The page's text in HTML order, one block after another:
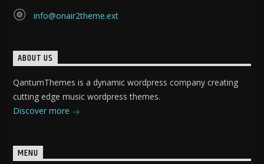
info@onair2theme.ext
ABOUT US
QantumThemes is a dynamic wordpress company creating
cutting edge music wordpress themes.
Discover more
MENU